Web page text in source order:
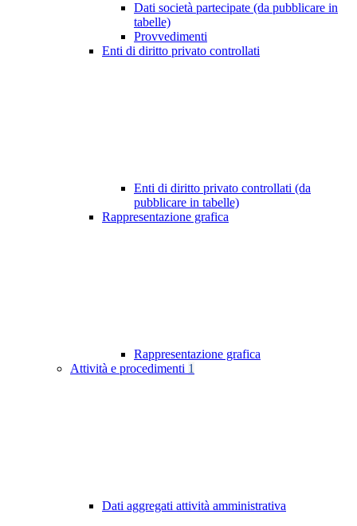
Dati società partecipate (da pubblicare in
tabelle)
Provvedimenti
Enti di diritto privato controllati
Enti di diritto privato controllati (da
pubblicare in tabelle)
Rappresentazione grafica
Rappresentazione grafica
Attività e procedimenti 1
Dati aggregati attività amministrativa